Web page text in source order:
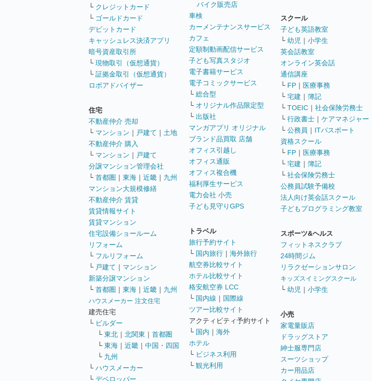
└ クレジットカード
└ ゴールドカード
デビットカード
キャッシュレス決済アプリ
暗号資産取引所
└ 現物取引（仮想通貨）
└ 証拠金取引（仮想通貨）
ロボアドバイザー
住宅
不動産仲介 売却
└ マンション ｜ 戸建て ｜ 土地
不動産仲介 購入
└ マンション ｜ 戸建て
分譲マンション管理会社
└ 首都圏 ｜ 東海 ｜ 近畿 ｜ 九州
マンション大規模修繕
不動産仲介 賃貸
賃貸情報サイト
賃貸マンション
住宅設備ショールーム
リフォーム
└ フルリフォーム
└ 戸建て ｜ マンション
新築分譲マンション
└ 首都圏 ｜ 東海 ｜ 近畿 ｜ 九州
ハウスメーカー 注文住宅
建売住宅
└ ビルダー
└ 東北 ｜ 北関東 ｜ 首都圏
└ 東海 ｜ 近畿 ｜ 中国・四国
└ 九州
└ ハウスメーカー
└ デベロッパー
バイク販売店
車検
カーメンテナンスサービス
カフェ
定額制動画配信サービス
子ども写真スタジオ
電子書籍サービス
電子コミックサービス
└ 総合型
└ オリジナル作品限定型
└ 出版社
マンガアプリ オリジナル
ブランド品買取 店舗
オフィス引越し
オフィス通販
オフィス複合機
福利厚生サービス
電力会社 小売
子ども見守りGPS
トラベル
旅行予約サイト
└ 国内旅行 ｜ 海外旅行
航空券比較サイト
ホテル比較サイト
格安航空券 LCC
└ 国内線 ｜ 国際線
ツアー比較サイト
アクティビティ予約サイト
└ 国内 ｜ 海外
ホテル
└ ビジネス利用
└ 観光利用
スクール
子ども英語教室
└ 幼児 ｜ 小学生
英会話教室
オンライン英会話
通信講座
└ FP ｜ 医療事務
└ 宅建 ｜ 簿記
└ TOEIC ｜ 社会保険労務士
└ 行政書士 ｜ ケアマネジャー
└ 公務員 ｜ ITパスポート
資格スクール
└ FP ｜ 医療事務
└ 宅建 ｜ 簿記
└ 社会保険労務士
公務員試験予備校
法人向け英会話スクール
子どもプログラミング教室
スポーツ&ヘルス
フィットネスクラブ
24時間ジム
リラクゼーションサロン
キッズスイミングスクール
└ 幼児 ｜ 小学生
小売
家電量販店
ドラッグストア
紳士服専門店
スーツショップ
カー用品店